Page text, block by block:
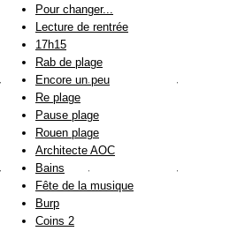
Pour changer...
Lecture de rentrée
17h15
Rab de plage
Encore un peu
Re plage
Pause plage
Rouen plage
Architecte AOC
Bains
Fête de la musique
Burp
Coins 2